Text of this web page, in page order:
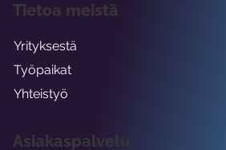
Asiakaspalvelu
Tietoa meistä
Yrityksestä
Työpaikat
Yhteistyö